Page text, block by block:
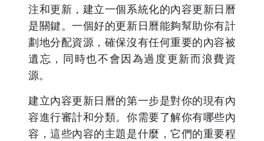
注和更新，建立一個系統化的內容更新日曆
是關鍵。一個好的更新日曆能夠幫助你有計
劃地分配資源，確保沒有任何重要的內容被
遺忘，同時也不會因為過度更新而浪費資
源。
建立內容更新日曆的第一步是對你的現有內
容進行審計和分類。你需要了解你有哪些內
容，這些內容的主題是什麼，它們的重要程